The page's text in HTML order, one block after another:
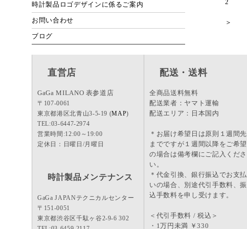
2
＞
時計製品ロゴデザインに係るご案内
お問い合わせ
ブログ
直営店
GaGa MILANO 表参道店
〒107-0061
東京都港区北青山3-5-19 (MAP)
TEL:03-6447-2974
営業時間:12:00～19:00
定休日：日曜日/月曜日
時計製品メンテナンス
GaGa JAPANテクニカルセンター
〒151-0051
東京都渋谷区千駄ヶ谷2-9-6 302
配送・送料
全商品送料無料
配送業者：ヤマト運輸
配送エリア：日本国内
＊お届け希望日は原則１週間先
までですが１週間以降をご希望
の場合は備考欄にご記入くださ
い。
＊代金引換、銀行振込でお支払
いの場合、別途代引手数料、振
込手数料を申し受けます。
＜代引手数料 / 税込＞
・1万円未満 ￥330